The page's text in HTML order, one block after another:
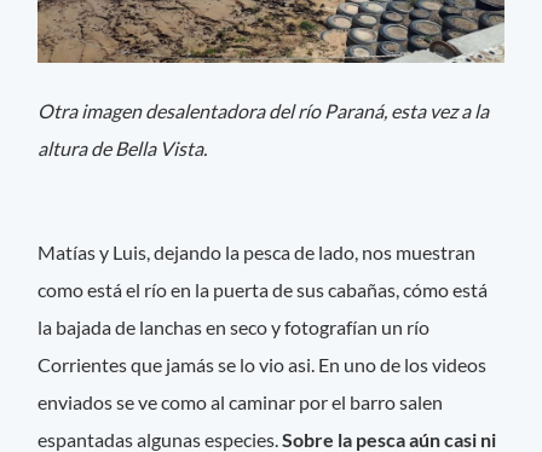
Otra imagen desalentadora del río Paraná, esta vez a la
altura de Bella Vista.
Matías y Luis, dejando la pesca de lado, nos muestran
como está el río en la puerta de sus cabañas, cómo está
la bajada de lanchas en seco y fotografían un río
Corrientes que jamás se lo vio asi. En uno de los videos
enviados se ve como al caminar por el barro salen
espantadas algunas especies.Sobre la pesca aún casi ni